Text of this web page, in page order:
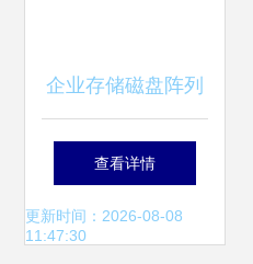
企业存储磁盘阵列
技术解析与协议对
比 软硬件技术开发
查看详情
更新时间：2026-08-08
11:47:30